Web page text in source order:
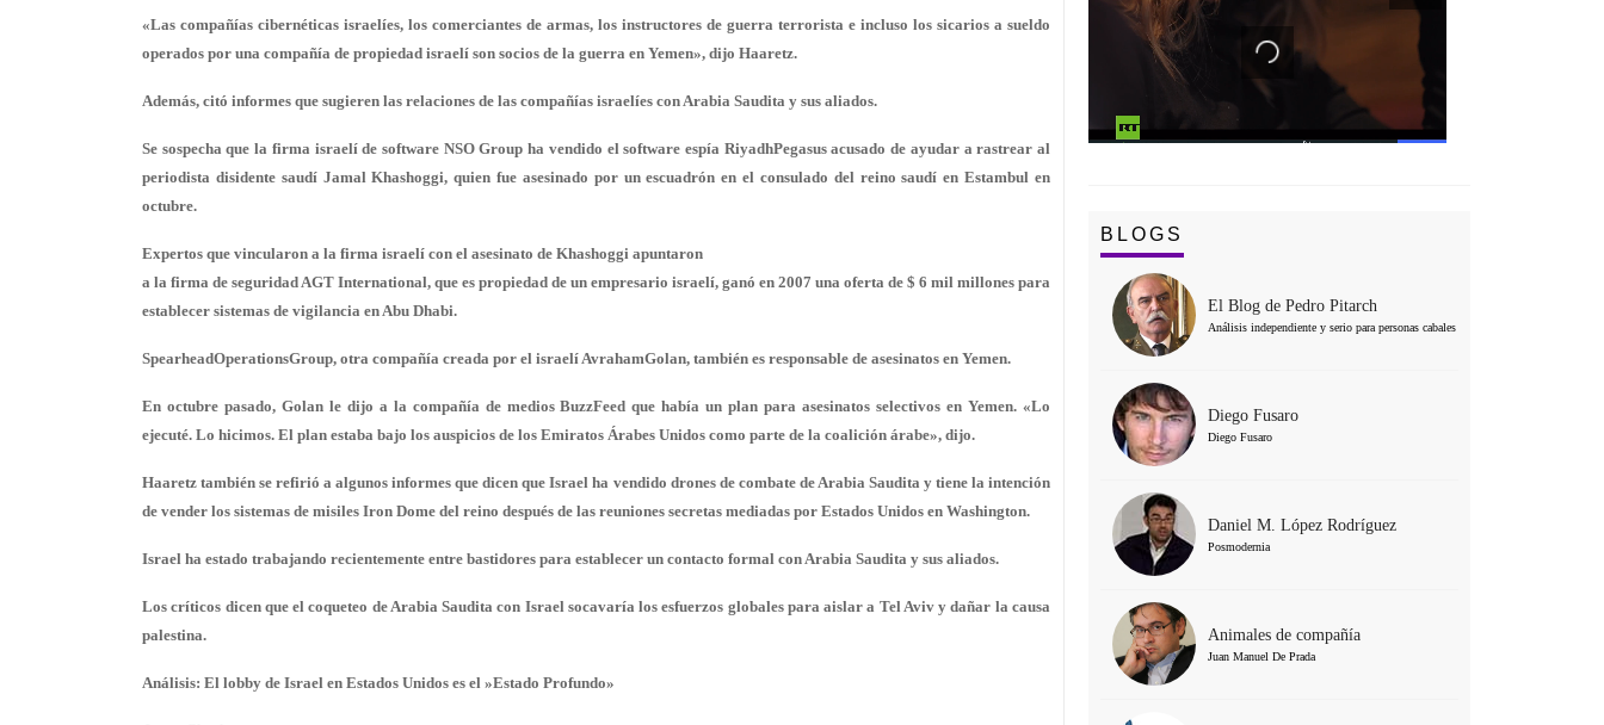
«Las compañías cibernéticas israelíes, los comerciantes de armas, los instructores de guerra terrorista e incluso los sicarios a sueldo
operados por una compañía de propiedad israelí son socios de la guerra en Yemen», dijo Haaretz.
Además, citó informes que sugieren las relaciones de las compañías israelíes con Arabia Saudita y sus aliados.
Se sospecha que la firma israelí de software NSO Group ha vendido el software espía RiyadhPegasus acusado de ayudar a rastrear al
periodista disidente saudí Jamal Khashoggi, quien fue asesinado por un escuadrón en el consulado del reino saudí en Estambul en
octubre.
Expertos que vincularon a la firma israelí con el asesinato de Khashoggi apuntaron
a la firma de seguridad AGT International, que es propiedad de un empresario israelí, ganó en 2007 una oferta de $ 6 mil millones para
establecer sistemas de vigilancia en Abu Dhabi.
SpearheadOperationsGroup, otra compañía creada por el israelí AvrahamGolan, también es responsable de asesinatos en Yemen.
En octubre pasado, Golan le dijo a la compañía de medios BuzzFeed que había un plan para asesinatos selectivos en Yemen. «Lo
ejecuté. Lo hicimos. El plan estaba bajo los auspicios de los Emiratos Árabes Unidos como parte de la coalición árabe», dijo.
Haaretz también se refirió a algunos informes que dicen que Israel ha vendido drones de combate de Arabia Saudita y tiene la intención
de vender los sistemas de misiles Iron Dome del reino después de las reuniones secretas mediadas por Estados Unidos en Washington.
Israel ha estado trabajando recientemente entre bastidores para establecer un contacto formal con Arabia Saudita y sus aliados.
Los críticos dicen que el coqueteo de Arabia Saudita con Israel socavaría los esfuerzos globales para aislar a Tel Aviv y dañar la causa
palestina.
Análisis: El lobby de Israel en Estados Unidos es el »Estado Profundo»
BLOGS
El Blog de Pedro Pitarch
Análisis independiente y serio para personas cabales
Diego Fusaro
Diego Fusaro
Daniel M. López Rodríguez
Posmodernia
Animales de compañía
Juan Manuel De Prada